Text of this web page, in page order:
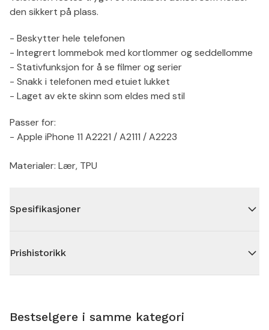
den sikkert på plass.
- Beskytter hele telefonen
- Integrert lommebok med kortlommer og seddellomme
- Stativfunksjon for å se filmer og serier
- Snakk i telefonen med etuiet lukket
- Laget av ekte skinn som eldes med stil
Passer for:
- Apple iPhone 11 A2221 / A2111 / A2223
Materialer: Lær, TPU
Spesifikasjoner
Prishistorikk
Bestselgere i samme kategori